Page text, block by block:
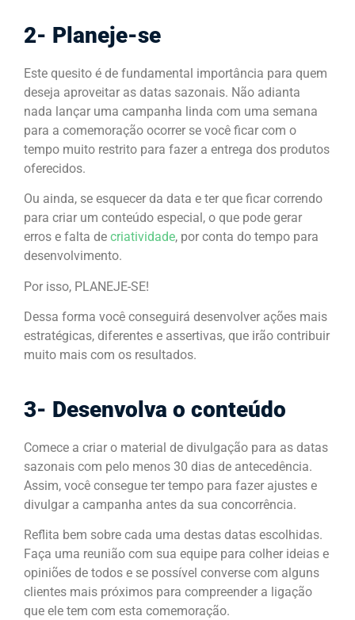
2- Planeje-se
Este quesito é de fundamental importância para quem
deseja aproveitar as datas sazonais. Não adianta
nada lançar uma campanha linda com uma semana
para a comemoração ocorrer se você ficar com o
tempo muito restrito para fazer a entrega dos produtos
oferecidos.
Ou ainda, se esquecer da data e ter que ficar correndo
para criar um conteúdo especial, o que pode gerar
erros e falta de criatividade, por conta do tempo para
desenvolvimento.
Por isso, PLANEJE-SE!
Dessa forma você conseguirá desenvolver ações mais
estratégicas, diferentes e assertivas, que irão contribuir
muito mais com os resultados.
3- Desenvolva o conteúdo
Comece a criar o material de divulgação para as datas
sazonais com pelo menos 30 dias de antecedência.
Assim, você consegue ter tempo para fazer ajustes e
divulgar a campanha antes da sua concorrência.
Reflita bem sobre cada uma destas datas escolhidas.
Faça uma reunião com sua equipe para colher ideias e
opiniões de todos e se possível converse com alguns
clientes mais próximos para compreender a ligação
que ele tem com esta comemoração.